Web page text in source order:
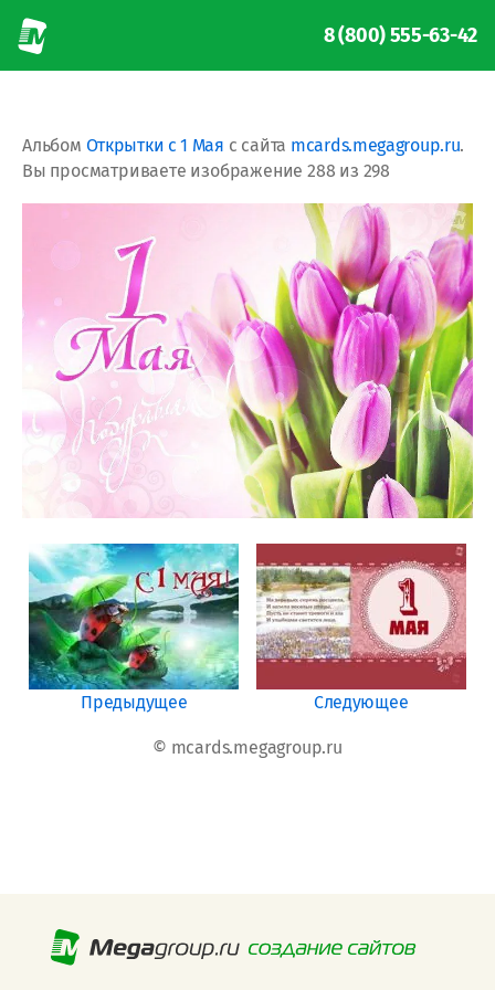
8 (800) 555-63-42
Альбом Открытки с 1 Мая с сайта mcards.megagroup.ru.
Вы просматриваете изображение 288 из 298
Предыдущее Следующее
© mcards.megagroup.ru